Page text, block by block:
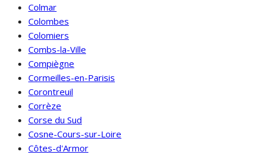
Colmar
Colombes
Colomiers
Combs-la-Ville
Compiègne
Cormeilles-en-Parisis
Corontreuil
Corrèze
Corse du Sud
Cosne-Cours-sur-Loire
Côtes-d'Armor